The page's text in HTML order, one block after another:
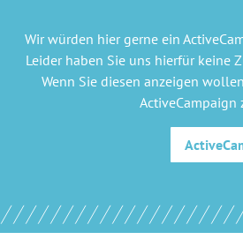
Wir würden hier gerne ein
Leider haben Sie uns hierfür keine
Wenn Sie diesen anzeigen
ActiveCampaign